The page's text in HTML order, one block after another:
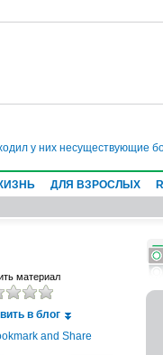
у них несуществующие
ДЛЯ ВЗРОСЛЫХ
материал
в блог